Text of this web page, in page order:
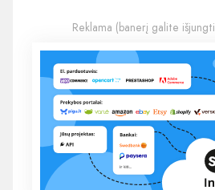
Reklama (banerį galite išjungti